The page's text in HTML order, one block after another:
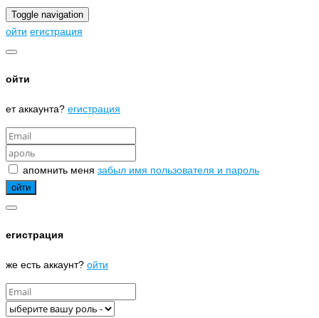
Toggle navigation
ойти егистрация
ойти
ет аккаунта? егистрация
апомнить меня забыл имя пользователя и пароль
егистрация
же есть аккаунт? ойти